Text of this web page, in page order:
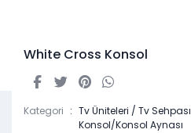
White Cross Konsol
Kategori Tv Üniteleri / Tv Sehpası
Konsol/Konsol Aynası